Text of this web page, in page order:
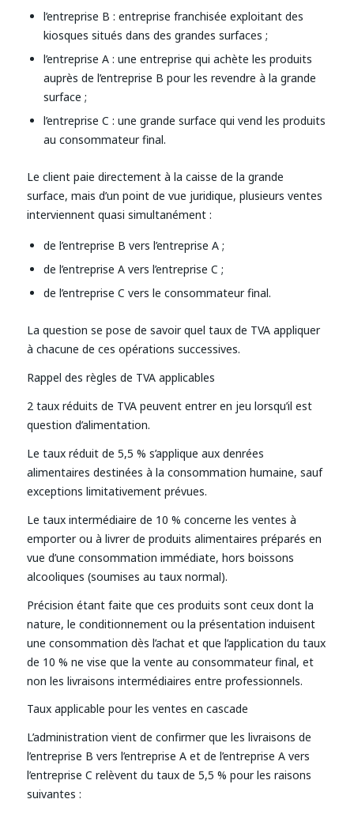
l’entreprise B : entreprise franchisée exploitant des
kiosques situés dans des grandes surfaces ;
l’entreprise A : une entreprise qui achète les produits
auprès de l’entreprise B pour les revendre à la grande
surface ;
l’entreprise C : une grande surface qui vend les produits
au consommateur final.
Le client paie directement à la caisse de la grande
surface, mais d’un point de vue juridique, plusieurs ventes
interviennent quasi simultanément :
de l’entreprise B vers l’entreprise A ;
de l’entreprise A vers l’entreprise C ;
de l’entreprise C vers le consommateur final.
La question se pose de savoir quel taux de TVA appliquer
à chacune de ces opérations successives.
Rappel des règles de TVA applicables
2 taux réduits de TVA peuvent entrer en jeu lorsqu’il est
question d’alimentation.
Le taux réduit de 5,5 % s’applique aux denrées
alimentaires destinées à la consommation humaine, sauf
exceptions limitativement prévues.
Le taux intermédiaire de 10 % concerne les ventes à
emporter ou à livrer de produits alimentaires préparés en
vue d’une consommation immédiate, hors boissons
alcooliques (soumises au taux normal).
Précision étant faite que ces produits sont ceux dont la
nature, le conditionnement ou la présentation induisent
une consommation dès l’achat et que l’application du taux
de 10 % ne vise que la vente au consommateur final, et
non les livraisons intermédiaires entre professionnels.
Taux applicable pour les ventes en cascade
L’administration vient de confirmer que les livraisons de
l’entreprise B vers l’entreprise A et de l’entreprise A vers
l’entreprise C relèvent du taux de 5,5 % pour les raisons
suivantes :